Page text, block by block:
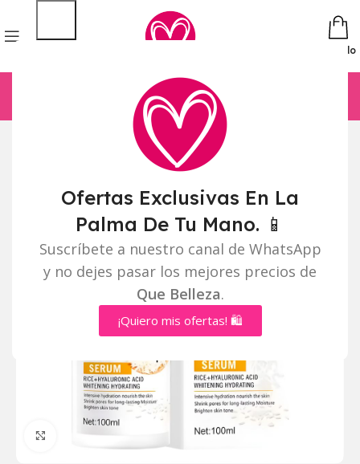
Ofertas Exclusivas En La
Palma De Tu Mano. 📱
Suscríbete a nuestro canal de WhatsApp
y no dejes pasar los mejores precios de
Que Belleza.
¡Quiero mis ofertas! 🛍️
Pedido
Click to enlarge